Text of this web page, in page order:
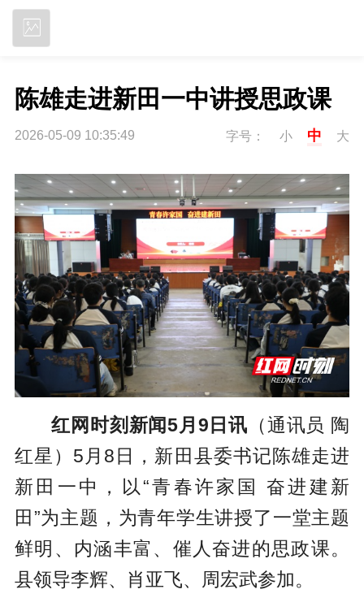
陈雄走进新田一中讲授思政课
2026-05-09 10:35:49 字号： 小 中 大
红网时刻新闻5月9日讯 （通讯员 陶
红星）5月8日，新田县委书记陈雄走进
新田一中，以“青春许家国 奋进建新
田”为主题，为青年学生讲授了一堂主题
鲜明、内涵丰富、催人奋进的思政课。
县领导李辉、肖亚飞、周宏武参加。